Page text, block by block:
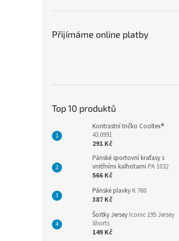
Přijímáme online platby
Top 10 produktů
Kontrastní tričko Cooltex®
43.0991
291 Kč
Pánské sportovní kraťasy s
vnitřními kalhotami PA 1032
566 Kč
Pánské plavky K 760
387 Kč
Šortky Jersey Iconic 195 Jersey
Shorts
149 Kč